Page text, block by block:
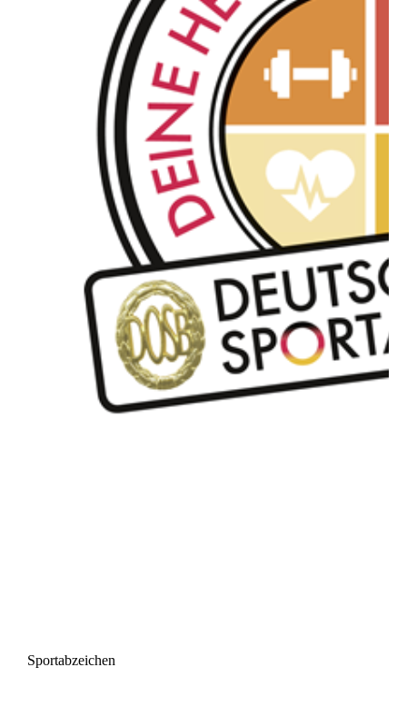
Sportabzeichen